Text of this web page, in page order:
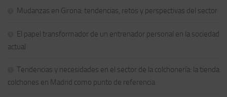
Mudanzas en Girona: tendencias, retos y perspectivas del sector
El papel transformador de un entrenador personal en la sociedad
actual
Tendencias y necesidades en el sector de la colchonería: la tienda
colchones en Madrid como punto de referencia